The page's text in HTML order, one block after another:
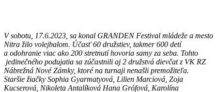
V sobotu, 17.6.2023, sa konal GRANDEN Festival mládeže a mesto
Nitra žilo volejbalom. Účasť 60 družstiev, takmer 600 detí
a odohranie viac ako 200 stretnutí hovoria samy za seba. Tohto
jedinečného podujatia sa zúčastnili aj 2 družstvá dievčat z VK RZ
Nábrežná Nové Zámky, ktoré na turnaji nenašli premožiteľa.
Staršie žiačky Sophia Gyarmatyová, Lilien Marciová, Zoja
Kucserová, Nikoleta Antalíková Hana Grófová, Karolína